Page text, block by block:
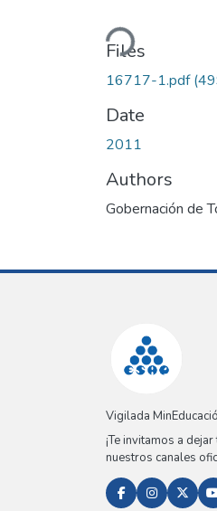
Loading...
Files
16717-1.pdf
Date
2011
Authors
Gobernación de
Vigilada
¡Te invitamos a
nuestros canales